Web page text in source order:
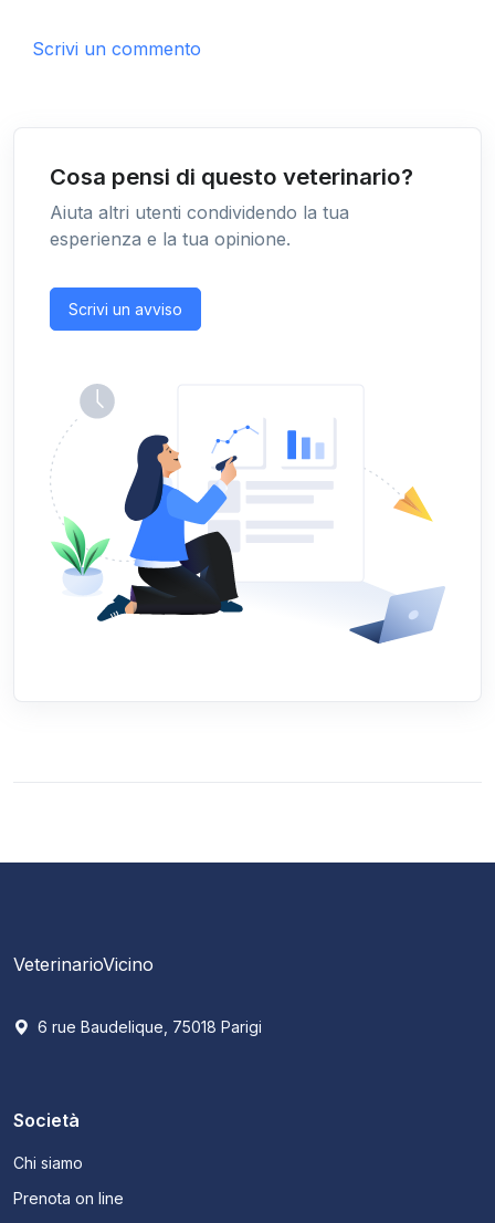
Scrivi un commento
Cosa pensi di questo veterinario?
Aiuta altri utenti condividendo la tua
esperienza e la tua opinione.
Scrivi un avviso
VeterinarioVicino
6 rue Baudelique, 75018 Parigi
Società
Chi siamo
Prenota on line